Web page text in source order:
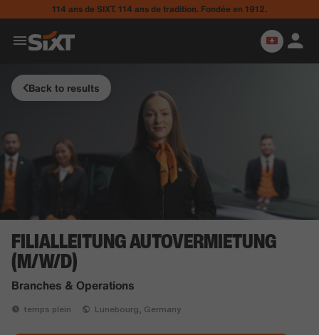
114 ans de SIXT. 114 ans de tradition. Fondée en 1912.
Back to results
FILIALLEITUNG AUTOVERMIETUNG
(M/W/D)
Branches & Operations
temps plein Lunebourg, Germany